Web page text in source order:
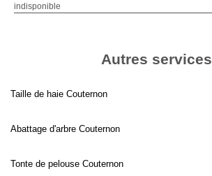
indisponible
Autres services
Taille de haie Couternon
Abattage d'arbre Couternon
Tonte de pelouse Couternon